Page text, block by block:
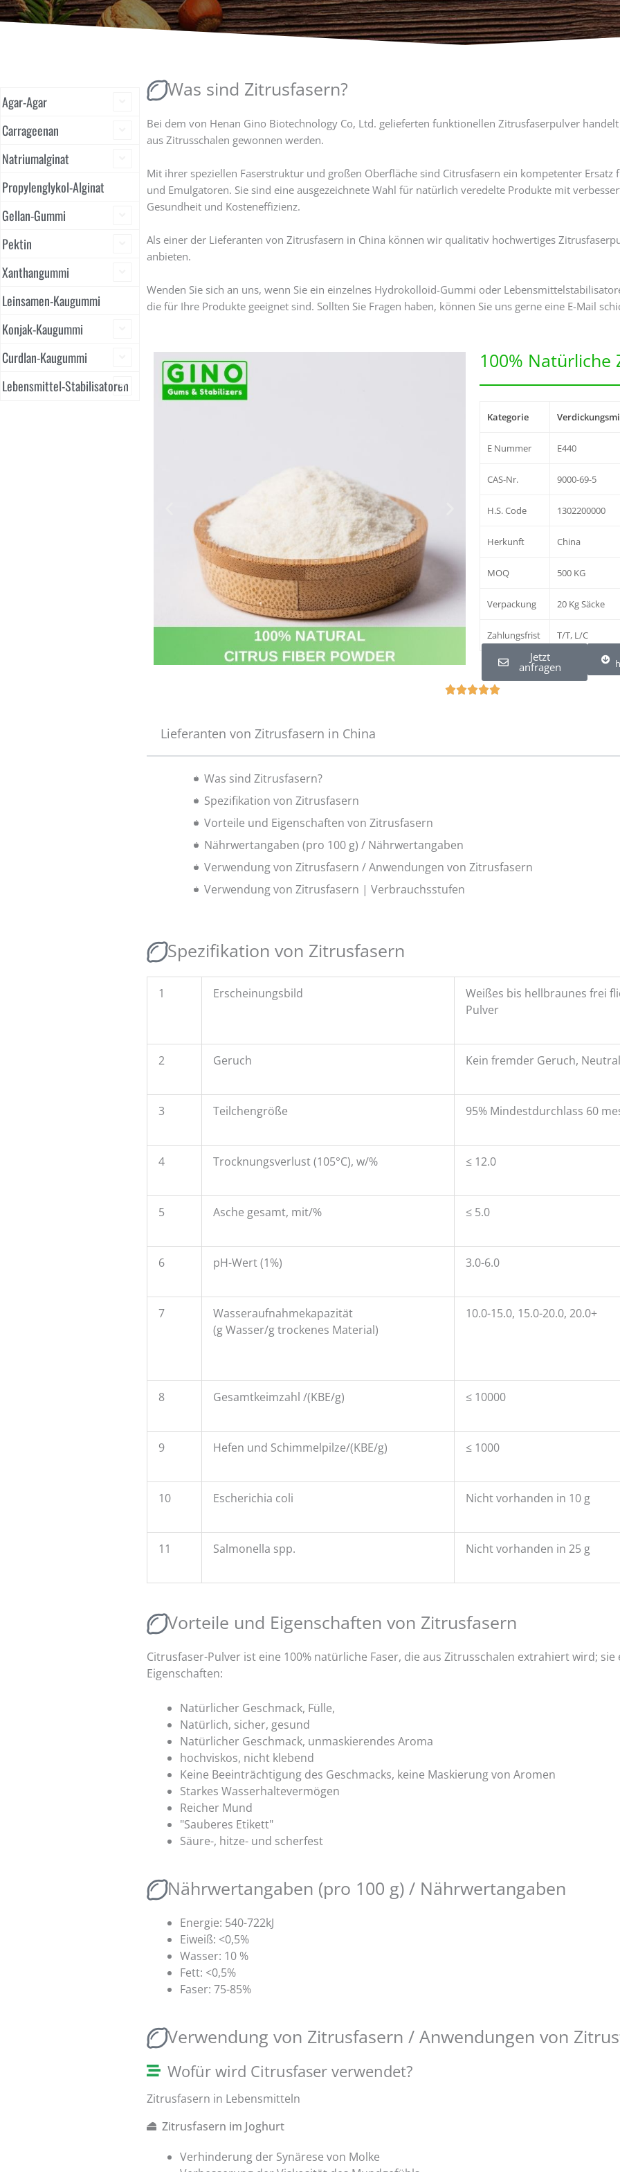
Agar-Agar
Carrageenan
Natriumalginat
Propylenglykol-Alginat
Gellan-Gummi
Pektin
Xanthangummi
Leinsamen-Kaugummi
Konjak-Kaugummi
Curdlan-Kaugummi
Lebensmittel-Stabilisatoren
Was sind Zitrusfasern?
Bei dem von Henan Gino Biotechnology Co, Ltd. gelieferten funktionellen Zitrusfaserpulver
aus Zitrusschalen gewonnen werden.
Mit ihrer speziellen Faserstruktur und großen Oberfläche sind Citrusfasern ein kompetenter Ersatz
und Emulgatoren. Sie sind eine ausgezeichnete Wahl für natürlich veredelte Produkte mit
Gesundheit und Kosteneffizienz.
Als einer der Lieferanten von Zitrusfasern in China können wir qualitativ hochwertiges
anbieten.
Wenden Sie sich an uns, wenn Sie ein einzelnes Hydrokolloid-Gummi oder
die für Ihre Produkte geeignet sind. Sollten Sie Fragen haben, können Sie uns gerne eine E-Mail
100% Natürliche
Kategorie
E Nummer E440
CAS-Nr. 9000-69-5
H.S. Code 1302200000
Herkunft China
MOQ 500 KG
Verpackung 20 Kg Säcke
Zahlungsfrist T/T, L/C
Jetzt
anfragen
W
d
v
Lieferanten von Zitrusfasern in China
Was sind Zitrusfasern?
Spezifikation von Zitrusfasern
Vorteile und Eigenschaften von Zitrusfasern
Nährwertangaben (pro 100 g) / Nährwertangaben
Verwendung von Zitrusfasern / Anwendungen von Zitrusfasern
Verwendung von Zitrusfasern | Verbrauchsstufen
Spezifikation von Zitrusfasern
1 Erscheinungsbild
Weißes bis hellbraunes frei
Pulver
2 Geruch Kein fremder Geruch, Neutral
3 Teilchengröße 95% Mindestdurchlass 60
4 Trocknungsverlust (105°C), w/% ≤ 12.0
5 Asche gesamt, mit/% ≤ 5.0
6 pH-Wert (1%) 3.0-6.0
7
Wasseraufnahmekapazität
(g Wasser/g trockenes Material)
10.0-15.0, 15.0-20.0, 20.0+
8 Gesamtkeimzahl /(KBE/g) ≤ 10000
9 Hefen und Schimmelpilze/(KBE/g) ≤ 1000
10 Escherichia coli Nicht vorhanden in 10 g
11 Salmonella spp. Nicht vorhanden in 25 g
Vorteile und Eigenschaften von Zitrusfasern
Citrusfaser-Pulver ist eine 100% natürliche Faser, die aus Zitrusschalen extrahiert wird;
Eigenschaften:
Natürlicher Geschmack, Fülle,
Natürlich, sicher, gesund
Natürlicher Geschmack, unmaskierendes Aroma
hochviskos, nicht klebend
Keine Beeinträchtigung des Geschmacks, keine Maskierung von Aromen
Starkes Wasserhaltevermögen
Reicher Mund
"Sauberes Etikett"
Säure-, hitze- und scherfest
Nährwertangaben (pro 100 g) / Nährwertangaben
Energie: 540-722kJ
Eiweiß: <0,5%
Wasser: 10 %
Fett: <0,5%
Faser: 75-85%
Verwendung von Zitrusfasern / Anwendungen von
Wofür wird Citrusfaser verwendet?
Zitrusfasern in Lebensmitteln
Zitrusfasern im Joghurt
Verhinderung der Synärese von Molke